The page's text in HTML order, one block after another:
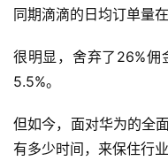
同期滴滴的日均订单量
很明显，舍弃了26%佣
5.5%。
但如今，面对华为的全
有多少时间，来保住行